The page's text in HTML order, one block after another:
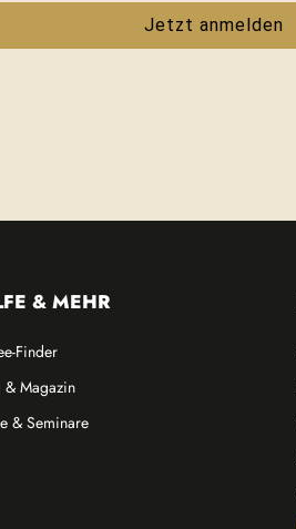
& MEHR
Finder
& Magazin
& Seminare